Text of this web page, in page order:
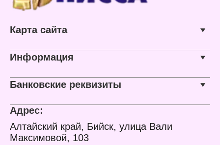
Карта сайта
Информация
Банковские реквизиты
Адрес:
Алтайский край, Бийск, улица Вали
Максимовой, 103